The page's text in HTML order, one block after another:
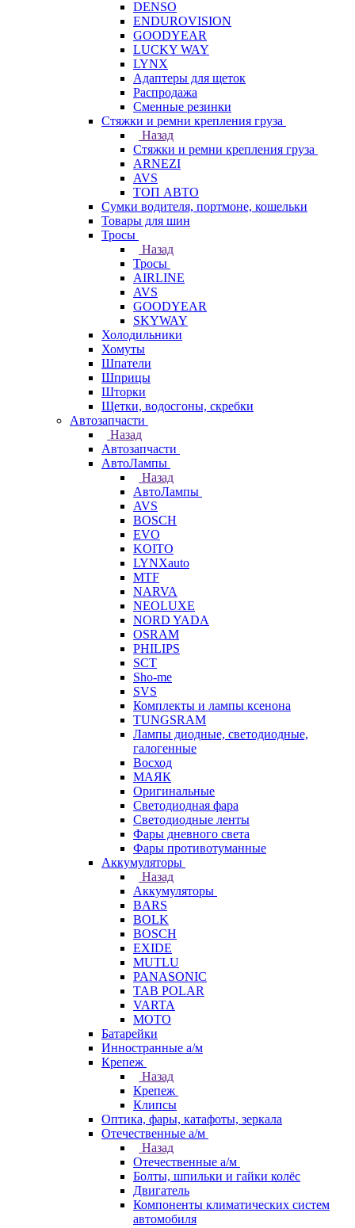
DENSO
ENDUROVISION
GOODYEAR
LUCKY WAY
LYNX
Адаптеры для щеток
Распродажа
Сменные резинки
Стяжки и ремни крепления груза
Назад
Стяжки и ремни крепления груза
ARNEZI
AVS
ТОП АВТО
Сумки водителя, портмоне, кошельки
Товары для шин
Тросы
Назад
Тросы
AIRLINE
AVS
GOODYEAR
SKYWAY
Холодильники
Хомуты
Шпатели
Шприцы
Шторки
Щетки, водосгоны, скребки
Автозапчасти
Назад
Автозапчасти
АвтоЛампы
Назад
АвтоЛампы
AVS
BOSCH
EVO
KOITO
LYNXauto
MTF
NARVA
NEOLUXE
NORD YADA
OSRAM
PHILIPS
SCT
Sho-me
SVS
Комплекты и лампы ксенона
TUNGSRAM
Лампы диодные, светодиодные,
галогенные
Восход
МАЯК
Оригинальные
Светодиодная фара
Светодиодные ленты
Фары дневного света
Фары противотуманные
Аккумуляторы
Назад
Аккумуляторы
BARS
BOLK
BOSCH
EXIDE
MUTLU
PANASONIC
TAB POLAR
VARTA
МОТО
Батарейки
Инностранные а/м
Крепеж
Назад
Крепеж
Клипсы
Оптика, фары, катафоты, зеркала
Отечественные а/м
Назад
Отечественные а/м
Болты, шпильки и гайки колёс
Двигатель
Компоненты климатических систем
автомобиля